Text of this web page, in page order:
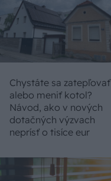
Chystáte sa zatepľovať
alebo meniť kotol?
Návod, ako v nových
dotačných výzvach
neprísť o tisíce eur